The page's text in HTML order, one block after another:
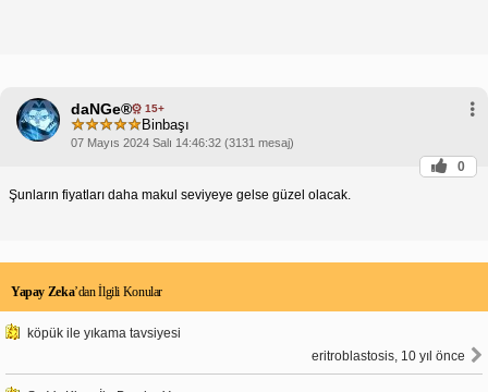
daNGe® 15+
Binbaşı
07 Mayıs 2024 Salı 14:46:32 (3131 mesaj)
0
Şunların fiyatları daha makul seviyeye gelse güzel olacak.
Yapay Zeka’dan İlgili Konular
köpük ile yıkama tavsiyesi
eritroblastosis, 10 yıl önce